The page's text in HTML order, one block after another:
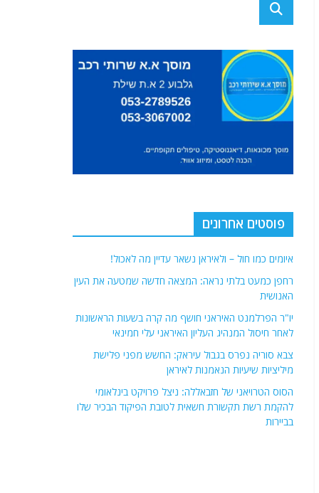
פוסטים אחרונים
רחפן כמעט בלתי נראה: המצאה חדשה שמטעה את העין
יו"ר הפרלמנט האיראני חושף מה קרה בשעות הראשונות
לאחר חיסול המנהיג העליון האיראני עלי חמינאי